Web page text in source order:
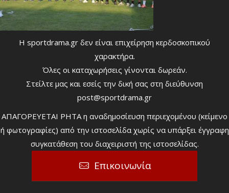
Η sportdrama.gr δεν είναι επιχείρηση κερδοσκοπικού
χαρακτήρα.
Όλες οι καταχωρήσεις γίνονται δωρεάν.
Στείλτε μας και εσείς την δική σας στη διεύθυνση
post@sportdrama.gr
ΑΠΑΓΟΡΕΥΕΤΑΙ ΡΗΤΑ η αναδημοσίευση περιεχομένου (κείμενο
ή φωτογραφίες) από την ιστοσελίδα χωρίς να υπάρξει έγγραφη
συγκατάθεση του διαχειριστή της ιστοσελίδας.
Επικοινωνία